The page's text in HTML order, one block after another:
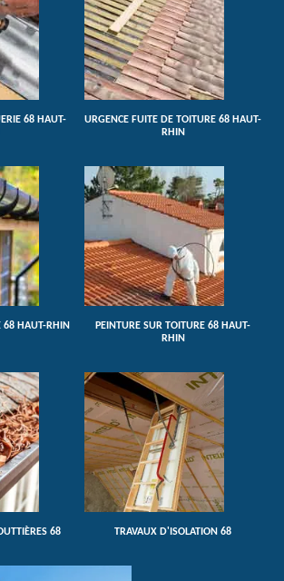
68 HAUT-
URGENCE FUITE DE TOITURE 68 HAUT-
RHIN
68 HAUT-RHIN
PEINTURE SUR TOITURE 68 HAUT-
RHIN
68 TRAVAUX D'ISOLATION 68